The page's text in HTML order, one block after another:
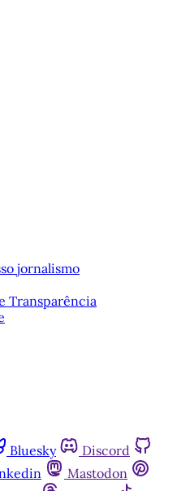
jornalismo
Transparência
Bluesky
Discord
Mastodon